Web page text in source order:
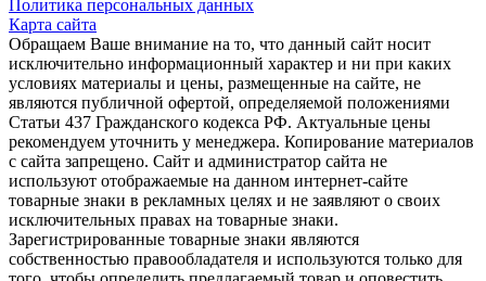
Политика персональных данных
Карта сайта
Обращаем Ваше внимание на то, что данный сайт носит
исключительно информационный характер и ни при каких
условиях материалы и цены, размещенные на сайте, не
являются публичной офертой, определяемой положениями
Статьи 437 Гражданского кодекса РФ. Актуальные цены
рекомендуем уточнить у менеджера. Копирование материалов
с сайта запрещено. Сайт и администратор сайта не
используют отображаемые на данном интернет-сайте
товарные знаки в рекламных целях и не заявляют о своих
исключительных правах на товарные знаки.
Зарегистрированные товарные знаки являются
собственностью правообладателя и используются только для